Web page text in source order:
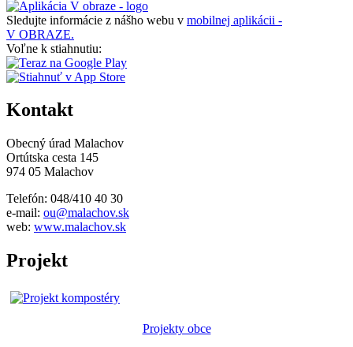
Sledujte informácie z nášho webu v mobilnej aplikácii -
V OBRAZE.
Voľne k stiahnutiu:
Kontakt
Obecný úrad Malachov
Ortútska cesta 145
974 05 Malachov
Telefón: 048/410 40 30
e-mail: ou@malachov.sk
web: www.malachov.sk
Projekt
Projekty obce